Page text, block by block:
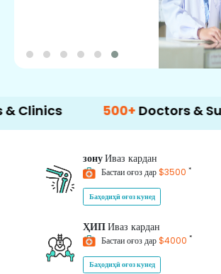
500+ Doctors & Surgeons
зонуИваз кардан
Бастаи оғоз дар$3500 *
Баҳодиҳӣ оғоз кунед
ҲИПИваз кардан
Бастаи оғоз дар$4000 *
Баҳодиҳӣ оғоз кунед